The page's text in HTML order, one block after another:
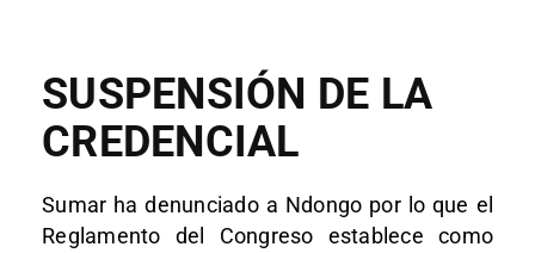
SUSPENSIÓN DE LA
CREDENCIAL
Sumar ha denunciado a Ndongo por lo que el
Reglamento del Congreso establece como